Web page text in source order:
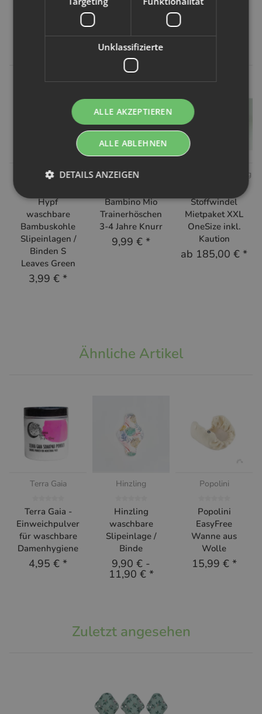
Kunden kauften dazu folgende
Artikel:
Hypf
Hypf
waschbare
Bambuskohle
Slipeinlagen /
Binden S
Leaves Green
3,99 € *
Bambino Mio
Bambino Mio
Trainerhöschen
3-4 Jahre Knurr
9,99 € *
No Waste Wrapping
Stoffwindel
Mietpaket XXL
OneSize inkl.
Kaution
ab 185,00 € *
Ähnliche Artikel
Terra Gaia
Terra Gaia -
Einweichpulver
für waschbare
Damenhygiene
4,95 € *
Hinzling
Hinzling
waschbare
Slipeinlage /
Binde
9,90 € -
11,90 € *
Popolini
Popolini
EasyFree
Wanne aus
Wolle
15,99 € *
Zuletzt angesehen
Unklassifizierte
ALLE AKZEPTIEREN
ALLE ABLEHNEN
DETAILS ANZEIGEN